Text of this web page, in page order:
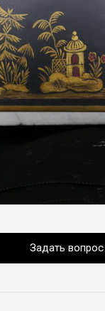
Задать вопрос